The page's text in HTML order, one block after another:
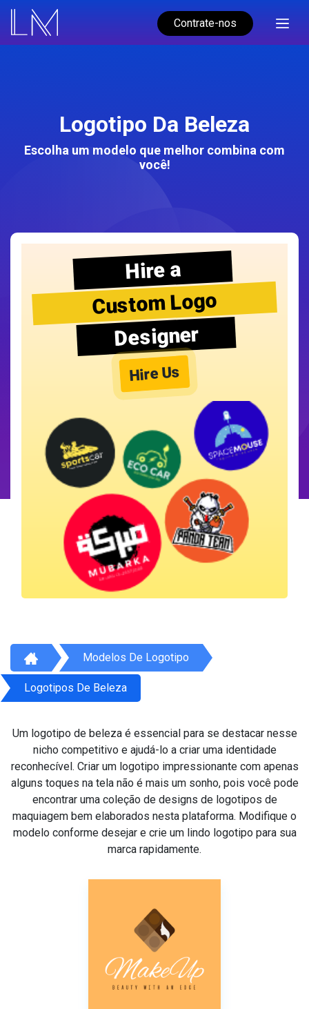
Contrate-nos
Logotipo Da Beleza
Escolha um modelo que melhor combina com
você!
Hire a
Custom Logo
Designer
Hire Us
Modelos De Logotipo
Logotipos De Beleza
Um logotipo de beleza é essencial para se destacar nesse
nicho competitivo e ajudá-lo a criar uma identidade
reconhecível. Criar um logotipo impressionante com apenas
alguns toques na tela não é mais um sonho, pois você pode
encontrar uma coleção de designs de logotipos de
maquiagem bem elaborados nesta plataforma. Modifique o
modelo conforme desejar e crie um lindo logotipo para sua
marca rapidamente.